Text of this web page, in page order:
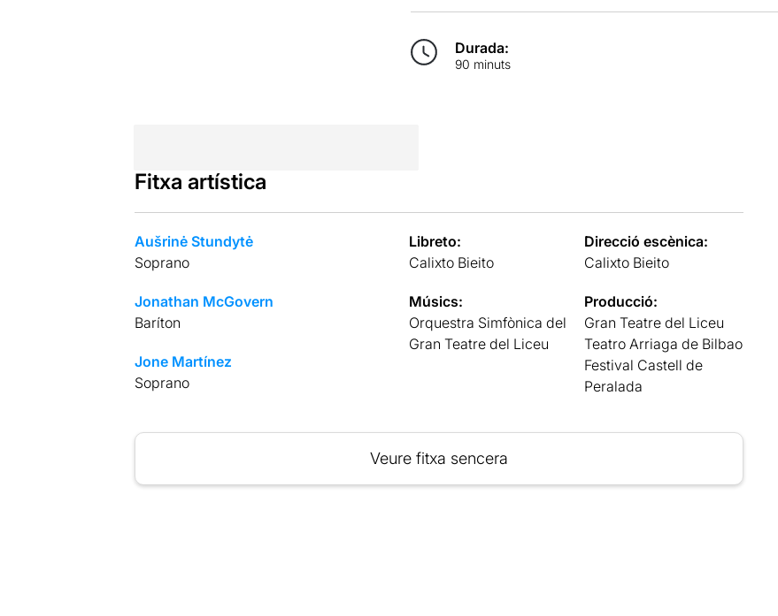
Durada:
90 minuts
Fitxa artística
Aušrinė Stundytė
Soprano
Jonathan McGovern
Baríton
Jone Martínez
Soprano
Libreto:
Calixto Bieito
Direcció escènica:
Calixto Bieito
Músics:
Orquestra Simfònica del
Gran Teatre del Liceu
Producció:
Gran Teatre del Liceu
Teatro Arriaga de Bilbao
Festival Castell de
Peralada
Veure fitxa sencera